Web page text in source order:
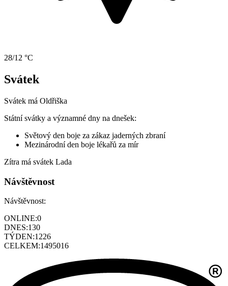
28/12 °C
Svátek
Svátek má Oldřiška
Státní svátky a významné dny na dnešek:
Světový den boje za zákaz jaderných zbraní
Mezinárodní den boje lékařů za mír
Zítra má svátek Lada
Návštěvnost
Návštěvnost:
ONLINE:0
DNES:130
TÝDEN:1226
CELKEM:1495016